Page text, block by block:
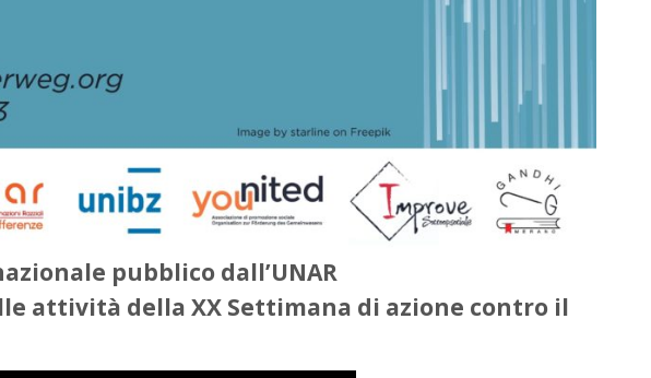
pubblico dall’UNAR
attività della XX Settimana di azione contro il